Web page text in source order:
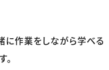
に作業をしながら学べる